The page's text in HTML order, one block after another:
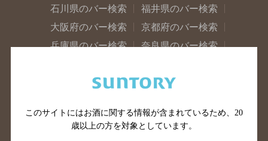
石川県のバー検索
福井県のバー検索
大阪府のバー検索
京都府のバー検索
兵庫県のバー検索
奈良県のバー検索
広島県のバー検索
岡山県のバー検索
島根県のバー検索
徳島県のバー検索
このサイトにはお酒に関する情報が含まれているため、 20
歳以上の方を対象としています。